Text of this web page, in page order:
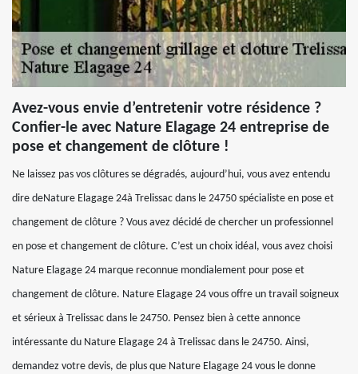
Avez-vous envie d’entretenir votre résidence ?
Confier-le avec Nature Elagage 24 entreprise de
pose et changement de clôture !
Ne laissez pas vos clôtures se dégradés, aujourd’hui, vous avez entendu
dire deNature Elagage 24à Trelissac dans le 24750 spécialiste en pose et
changement de clôture ? Vous avez décidé de chercher un professionnel
en pose et changement de clôture. C’est un choix idéal, vous avez choisi
Nature Elagage 24 marque reconnue mondialement pour pose et
changement de clôture. Nature Elagage 24 vous offre un travail soigneux
et sérieux à Trelissac dans le 24750. Pensez bien à cette annonce
intéressante du Nature Elagage 24 à Trelissac dans le 24750. Ainsi,
demandez votre devis, de plus que Nature Elagage 24 vous le donne